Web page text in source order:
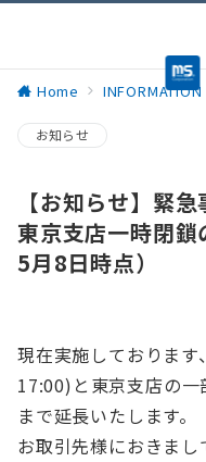
Home INFORMATION
お知らせ
【お知らせ】緊
東京支店一時閉
5月8日時点）
現在実施しておりま
17:00)と東京支店の一
まで延長いたします。
お取引先様におきま